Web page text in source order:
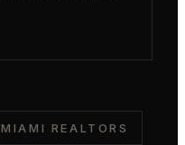
MIAMI REALTORS